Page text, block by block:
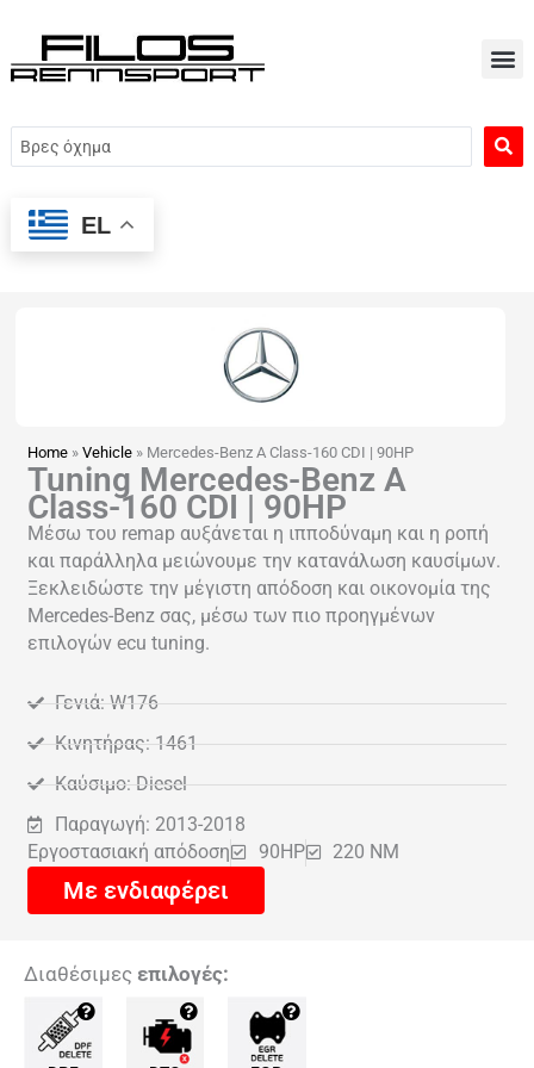
περιεχόμενο
Search
...
EL
Home »Vehicle » Mercedes-Benz A Class-160 CDI | 90HP
Tuning Mercedes-Benz A
Class-160 CDI | 90HP
Μέσω του remap αυξάνεται η ιπποδύναμη και η ροπή
και παράλληλα μειώνουμε την κατανάλωση καυσίμων.
Ξεκλειδώστε την μέγιστη απόδοση και οικονομία της
Mercedes-Benz σας, μέσω των πιο προηγμένων
επιλογών ecu tuning.
Γενιά: W176
Κινητήρας: 1461
Καύσιμο: Diesel
Παραγωγή: 2013-2018
Εργοστασιακή απόδοση
90HP 220 NM
Με ενδιαφέρει
Διαθέσιμες επιλογές: